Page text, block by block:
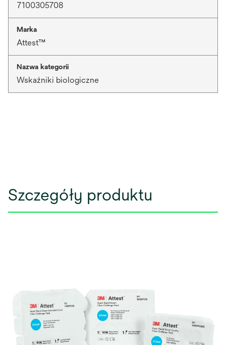
7100305708
Marka
Attest™
Nazwa kategorii
Wskaźniki biologiczne
Szczegóły produktu